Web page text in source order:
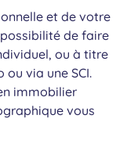
et de votre
de faire
ou à titre
via une SCI.
immobilier
vous